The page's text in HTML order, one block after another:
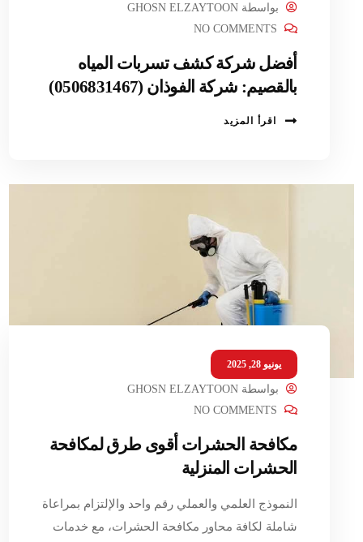
بواسطةGHOSN ELZAYTOON
NO COMMENTS
أفضل شركة كشف تسربات المياه
بالقصيم: شركة الفوذان (0506831467)
اقرأ المزيد
يونيو 28, 2025
بواسطةGHOSN ELZAYTOON
NO COMMENTS
مكافحة الحشرات أقوى طرق لمكافحة
الحشرات المنزلية
النموذج العلمي والعملي رقم واحد والإلتزام بمراعاة
شاملة لكافة محاور مكافحة الحشرات، مع خدمات